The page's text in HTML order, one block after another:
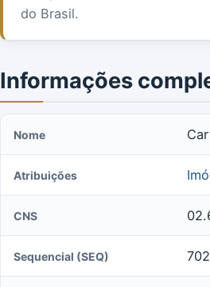
do Brasil.
Informações
Nome
Atribuições
CNS
Sequencial (SEQ)